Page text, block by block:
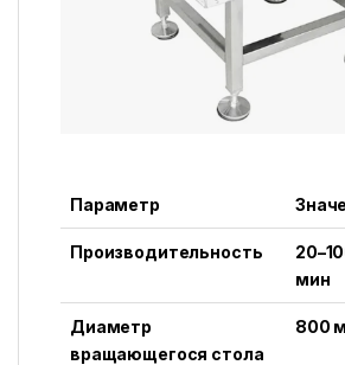
Параметр
Производительность
мин
Диаметр
вращающегося стола
800